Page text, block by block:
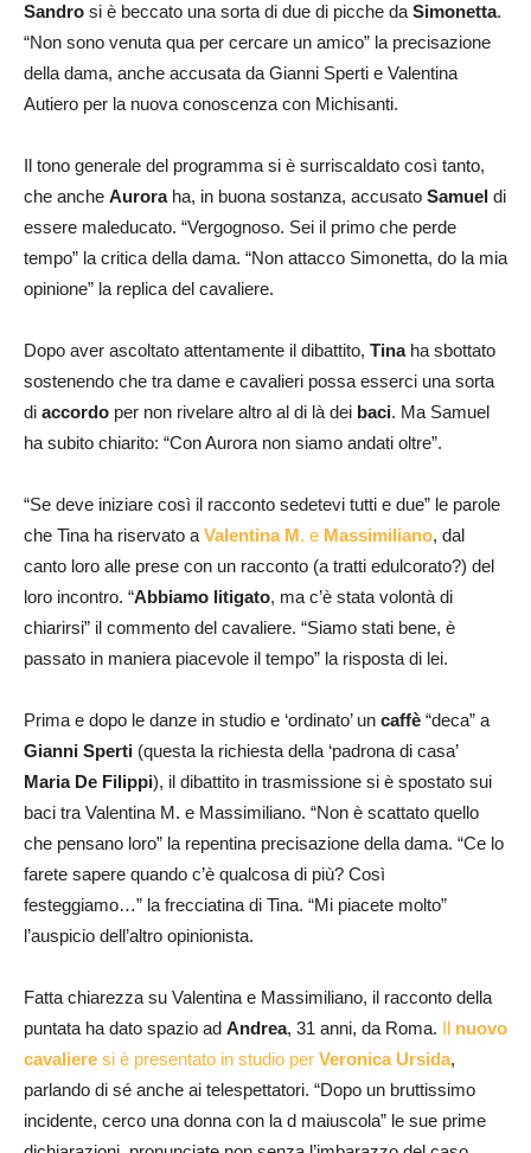
Sandro si è beccato una sorta di due di picche daSimonetta.
“Non sono venuta qua per cercare un amico” la precisazione
della dama, anche accusata da Gianni Sperti e Valentina
Autiero per la nuova conoscenza con Michisanti.
Il tono generale del programma si è surriscaldato così tanto,
che anche Auroraha, in buona sostanza, accusato Samuel di
essere maleducato. “Vergognoso. Sei il primo che perde
tempo” la critica della dama. “Non attacco Simonetta, do la mia
opinione” la replica del cavaliere.
Dopo aver ascoltato attentamente il dibattito, Tinaha sbottato
sostenendo che tra dame e cavalieri possa esserci una sorta
di accordo per non rivelare altro al di là dei baci. Ma Samuel
ha subito chiarito: “Con Aurora non siamo andati oltre”.
“Se deve iniziare così il racconto sedetevi tutti e due” le parole
che Tina ha riservato aValentina M . e Massimiliano, dal
canto loro alle prese con un racconto (a tratti edulcorato?) del
loro incontro. “Abbiamo litigato, ma c’è stata volontà di
chiarirsi” il commento del cavaliere. “Siamo stati bene, è
passato in maniera piacevole il tempo” la risposta di lei.
Prima e dopo le danze in studio e ‘ordinato’ un caffè “deca” a
Gianni Sperti (questa la richiesta della ‘padrona di casa’
Maria De Filippi), il dibattito in trasmissione si è spostato sui
baci tra Valentina M. e Massimiliano. “Non è scattato quello
che pensano loro” la repentina precisazione della dama. “Ce lo
farete sapere quando c’è qualcosa di più? Così
festeggiamo…” la frecciatina di Tina. “Mi piacete molto”
l’auspicio dell’altro opinionista.
Fatta chiarezza su Valentina e Massimiliano, il racconto della
puntata ha dato spazio ad Andrea, 31 anni, da Roma.
nuovo
cavaliere si è presentato in studio per Veronica Ursida,
parlando di sé anche ai telespettatori. “Dopo un bruttissimo
incidente, cerco una donna con la d maiuscola” le sue prime